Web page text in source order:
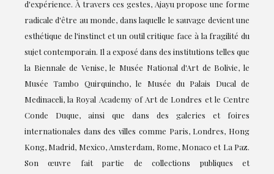
d'expérience. À travers ces gestes, Ajayu propose une forme
radicale d'être au monde, dans laquelle le sauvage devient une
esthétique de l'instinct et un outil critique face à la fragilité du
sujet contemporain. Il a exposé dans des institutions telles que
la Biennale de Venise, le Musée National d'Art de Bolivie, le
Musée Tambo Quirquincho, le Musée du Palais Ducal de
Medinaceli, la Royal Academy of Art de Londres et le Centre
Conde Duque, ainsi que dans des galeries et foires
internationales dans des villes comme Paris, Londres, Hong
Kong, Madrid, Mexico, Amsterdam, Rome, Monaco et La Paz.
Son œuvre fait partie de collections publiques et